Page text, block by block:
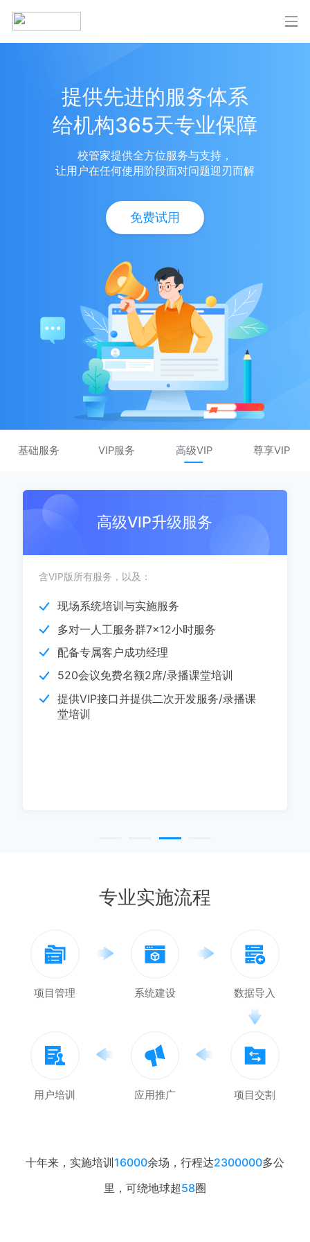
提供先进的服务体系
给机构365天专业保障
校管家提供全方位服务与支持，
让用户在任何使用阶段面对问题迎刃而解
免费试用
基础服务 VIP服务 高级VIP 尊享VIP
高级VIP升级服务
含VIP版所有服务，以及：
现场系统培训与实施服务
多对一人工服务群7×12小时服务
配备专属客户成功经理
520会议免费名额2席/录播课堂培训
提供VIP接口并提供二次开发服务/录播课
堂培训
专业实施流程
项目管理 系统建设 数据导入
用户培训 应用推广 项目交割
十年来，实施培训 16000余场，行程达2300000多公
里，可绕地球超58圈